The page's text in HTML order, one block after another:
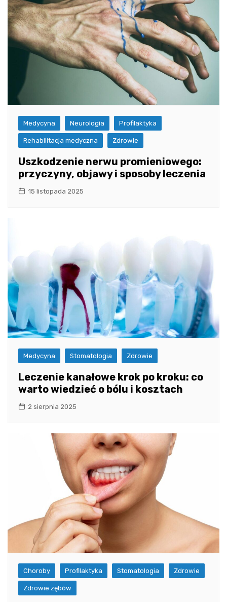
Medycyna Neurologia Profilaktyka
Rehabilitacja medyczna Zdrowie
Uszkodzenie nerwu promieniowego:
przyczyny, objawy i sposoby leczenia
15 listopada 2025
Medycyna Stomatologia Zdrowie
Leczenie kanałowe krok po kroku: co
warto wiedzieć o bólu i kosztach
2 sierpnia 2025
Choroby Profilaktyka Stomatologia Zdrowie
Zdrowie zębów